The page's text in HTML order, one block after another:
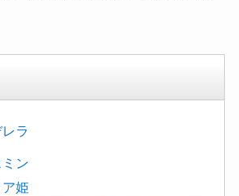
ラ
ン
姫